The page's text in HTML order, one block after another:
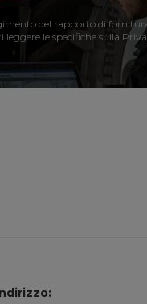
del rapporto di
le specifiche sulla